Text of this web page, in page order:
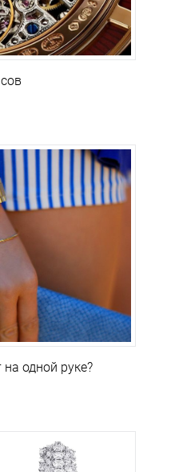
одной руке?